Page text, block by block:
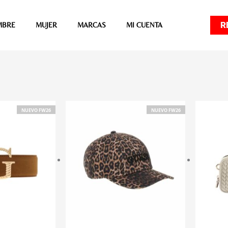
MUJER MARCAS MI CUENTA
NUEVO FW26 NUEVO FW26